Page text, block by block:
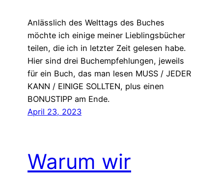
Anlässlich des Welttags des Buches
möchte ich einige meiner Lieblingsbücher
teilen, die ich in letzter Zeit gelesen habe.
Hier sind drei Buchempfehlungen, jeweils
für ein Buch, das man lesen MUSS / JEDER
KANN / EINIGE SOLLTEN, plus einen
BONUSTIPP am Ende.
April 23, 2023
Warum wir